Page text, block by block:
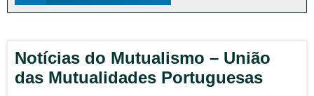
Notícias do Mutualismo – União
das Mutualidades Portuguesas